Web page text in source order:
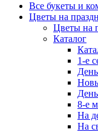
Все букеты и
Цветы на
Цветы на
Каталог
1-е
8-е
На
На